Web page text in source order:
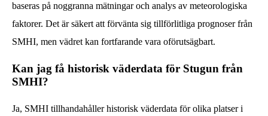
baseras på noggranna mätningar och analys av meteorologiska
faktorer. Det är säkert att förvänta sig tillförlitliga prognoser från
SMHI, men vädret kan fortfarande vara oförutsägbart.
Kan jag få historisk väderdata för Stugun från
SMHI?
Ja, SMHI tillhandahåller historisk väderdata för olika platser i